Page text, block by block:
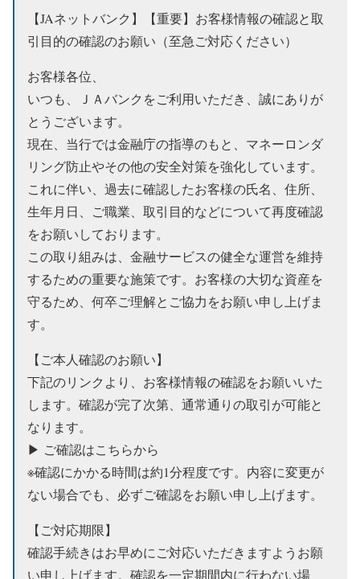
【JAネットバンク】【重要】お客様情報の確認と取
引目的の確認のお願い（至急ご対応ください）
お客様各位、
いつも、ＪＡバンクをご利用いただき、誠にありが
とうございます。
現在、当行では金融庁の指導のもと、マネーロンダ
リング防止やその他の安全対策を強化しています。
これに伴い、過去に確認したお客様の氏名、住所、
生年月日、ご職業、取引目的などについて再度確認
をお願いしております。
この取り組みは、金融サービスの健全な運営を維持
するための重要な施策です。お客様の大切な資産を
守るため、何卒ご理解とご協力をお願い申し上げま
す。
【ご本人確認のお願い】
下記のリンクより、お客様情報の確認をお願いいた
します。確認が完了次第、通常通りの取引が可能と
なります。
▶ ご確認はこちらから
※確認にかかる時間は約1分程度です。内容に変更が
ない場合でも、必ずご確認をお願い申し上げます。
【ご対応期限】
確認手続きはお早めにご対応いただきますようお願
い申し上げます。確認を一定期間内に行わない場